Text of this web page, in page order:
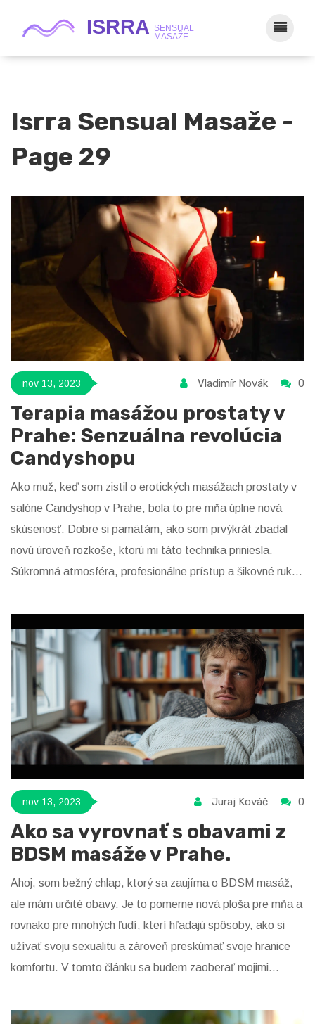
Isrra Sensual Masaže -
Page 29
nov 13, 2023 Vladimír Novák 0
Terapia masážou prostaty v
Prahe: Senzuálna revolúcia
Candyshopu
Ako muž, keď som zistil o erotických masážach prostaty v
salóne Candyshop v Prahe, bola to pre mňa úplne nová
skúsenosť. Dobre si pamätám, ako som prvýkrát zbadal
novú úroveň rozkoše, ktorú mi táto technika priniesla.
Súkromná atmosféra, profesionálne prístup a šikovné ruky
Táto technika sa stáva nielen spôsobom, ako zažiť
maximálnu rozkoš, ale aj ako sa postarať o svoje zdravie.
Praha a Candyshop otvorili moje oči do sveta intenzívnejšej
senzuálnej revolúcie.
nov 13, 2023 Juraj Kováč 0
Ako sa vyrovnať s obavami z
BDSM masáže v Prahe.
Ahoj, som bežný chlap, ktorý sa zaujíma o BDSM masáž,
ale mám určité obavy. Je to pomerne nová ploša pre mňa a
rovnako pre mnohých ľudí, kterí hľadajú spôsoby, ako si
užívať svoju sexualitu a zároveň preskúmať svoje hranice
komfortu. V tomto článku sa budem zaoberať mojimi
diskutovať o potenciálnych riešeniach, ako sa s nimi